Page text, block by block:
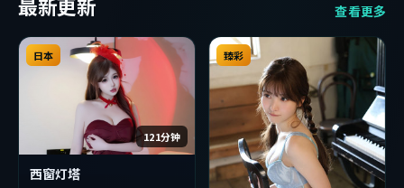
最新更新 查看更多
121分钟
日本
西窗灯塔
臻彩